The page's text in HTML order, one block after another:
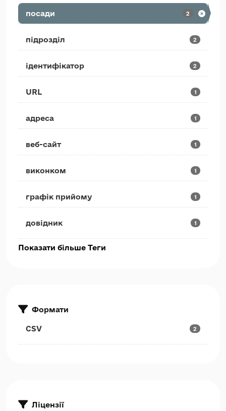
посади 2
підрозділ 2
ідентифікатор 2
URL 1
адреса 1
веб-сайт 1
виконком 1
графік прийому 1
довідник 1
Показати більше Теги
Формати
CSV 2
Ліцензії